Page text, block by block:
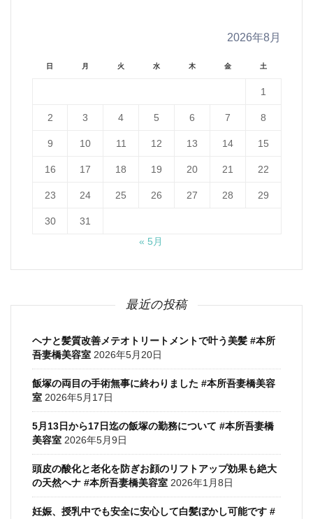
2026年8月
日 月 火 水 木 金 土
1
2 3 4 5 6 7 8
9 10 11 12 13 14 15
16 17 18 19 20 21 22
23 24 25 26 27 28 29
30
31
« 5月
最近の投稿
ヘナと髪質改善メテオトリートメントで叶う美髪 #本所
吾妻橋美容室 2026年5月20日
飯塚の両目の手術無事に終わりました #本所吾妻橋美容
室 2026年5月17日
5月13日から17日迄の飯塚の勤務について #本所吾妻橋
美容室 2026年5月9日
頭皮の酸化と老化を防ぎお顔のリフトアップ効果も絶大
の天然ヘナ #本所吾妻橋美容室 2026年1月8日
妊娠、授乳中でも安全に安心して白髪ぼかし可能です #